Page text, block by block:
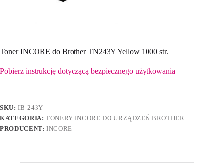
Toner INCORE do Brother TN243Y Yellow 1000 str.
Pobierz instrukcję dotyczącą bezpiecznego użytkowania
SKU:IB-243Y
KATEGORIA:TONERY INCORE DO URZĄDZEŃ BROTHER
PRODUCENT:INCORE